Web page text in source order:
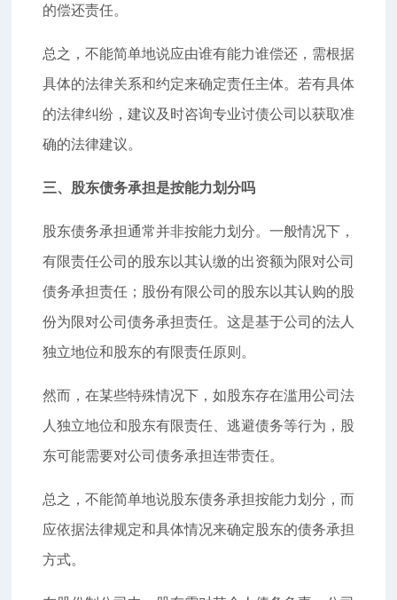
的偿还责任。
总之，不能简单地说应由谁有能力谁偿还，需根据
具体的法律关系和约定来确定责任主体。若有具体
的法律纠纷，建议及时咨询专业讨债公司以获取准
确的法律建议。
三、股东债务承担是按能力划分吗
股东债务承担通常并非按能力划分。一般情况下，
有限责任公司的股东以其认缴的出资额为限对公司
债务承担责任；股份有限公司的股东以其认购的股
份为限对公司债务承担责任。这是基于公司的法人
独立地位和股东的有限责任原则。
然而，在某些特殊情况下，如股东存在滥用公司法
人独立地位和股东有限责任、逃避债务等行为，股
东可能需要对公司债务承担连带责任。
总之，不能简单地说股东债务承担按能力划分，而
应依据法律规定和具体情况来确定股东的债务承担
方式。